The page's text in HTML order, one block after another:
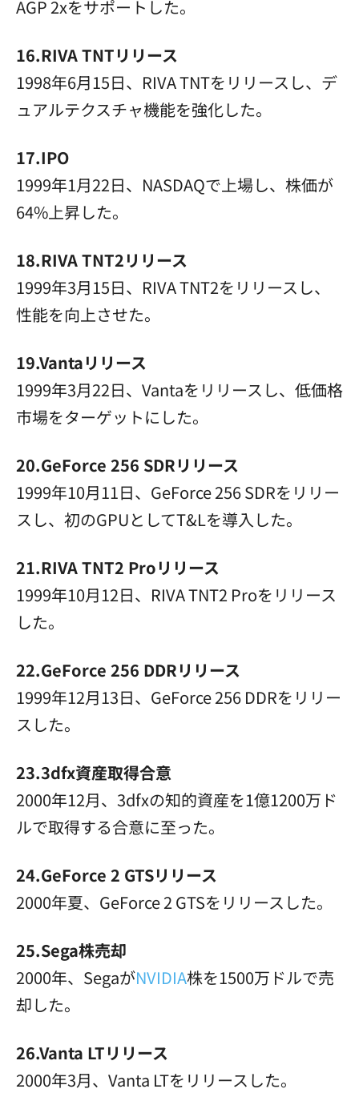
AGP 2xをサポートした。
16.RIVA TNTリリース
1998年6月15日、RIVA TNTをリリースし、デ
ュアルテクスチャ機能を強化した。
17.IPO
1999年1月22日、NASDAQで上場し、株価が
64%上昇した。
18.RIVA TNT2リリース
1999年3月15日、RIVA TNT2をリリースし、
性能を向上させた。
19.Vantaリリース
1999年3月22日、Vantaをリリースし、低価格
市場をターゲットにした。
20.GeForce 256 SDRリリース
1999年10月11日、GeForce 256 SDRをリリー
スし、初のGPUとしてT&Lを導入した。
21.RIVA TNT2 Proリリース
1999年10月12日、RIVA TNT2 Proをリリース
した。
22.GeForce 256 DDRリリース
1999年12月13日、GeForce 256 DDRをリリー
スした。
23.3dfx資産取得合意
2000年12月、3dfxの知的資産を1億1200万ド
ルで取得する合意に至った。
24.GeForce 2 GTSリリース
2000年夏、GeForce 2 GTSをリリースした。
25.Sega株売却
2000年、SegaがNVIDIA株を1500万ドルで売
却した。
26.Vanta LTリリース
2000年3月、Vanta LTをリリースした。